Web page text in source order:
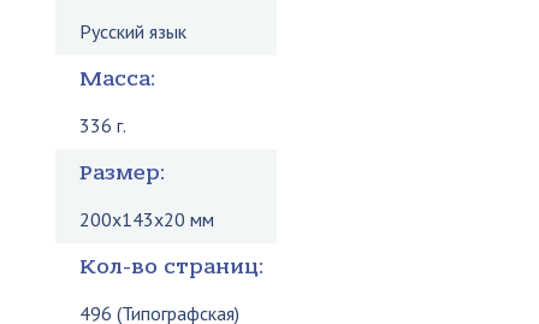
Русский язык
Масса:
336 г.
Размер:
200x143x20 мм
Кол-во страниц:
496 (Типографская)